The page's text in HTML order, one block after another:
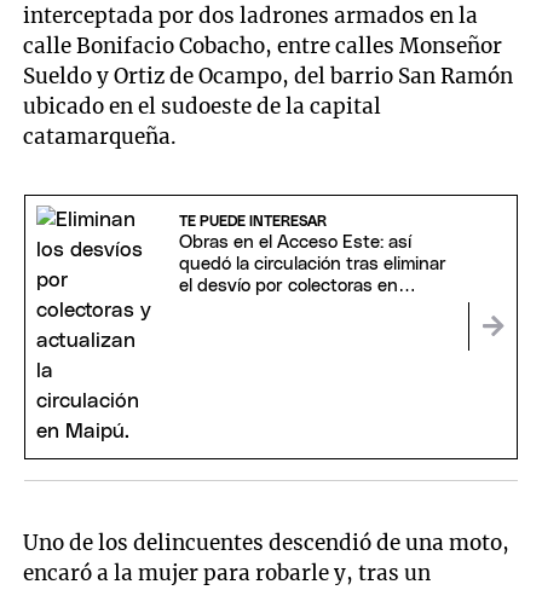
interceptada por dos ladrones armados en la
calle Bonifacio Cobacho, entre calles Monseñor
Sueldo y Ortiz de Ocampo, del barrio San Ramón
ubicado en el sudoeste de la capital
catamarqueña.
TE PUEDE INTERESAR
Obras en el Acceso Este: así
quedó la circulación tras eliminar
el desvío por colectoras en
Uno de los delincuentes descendió de una moto,
encaró a la mujer para robarle y, tras un